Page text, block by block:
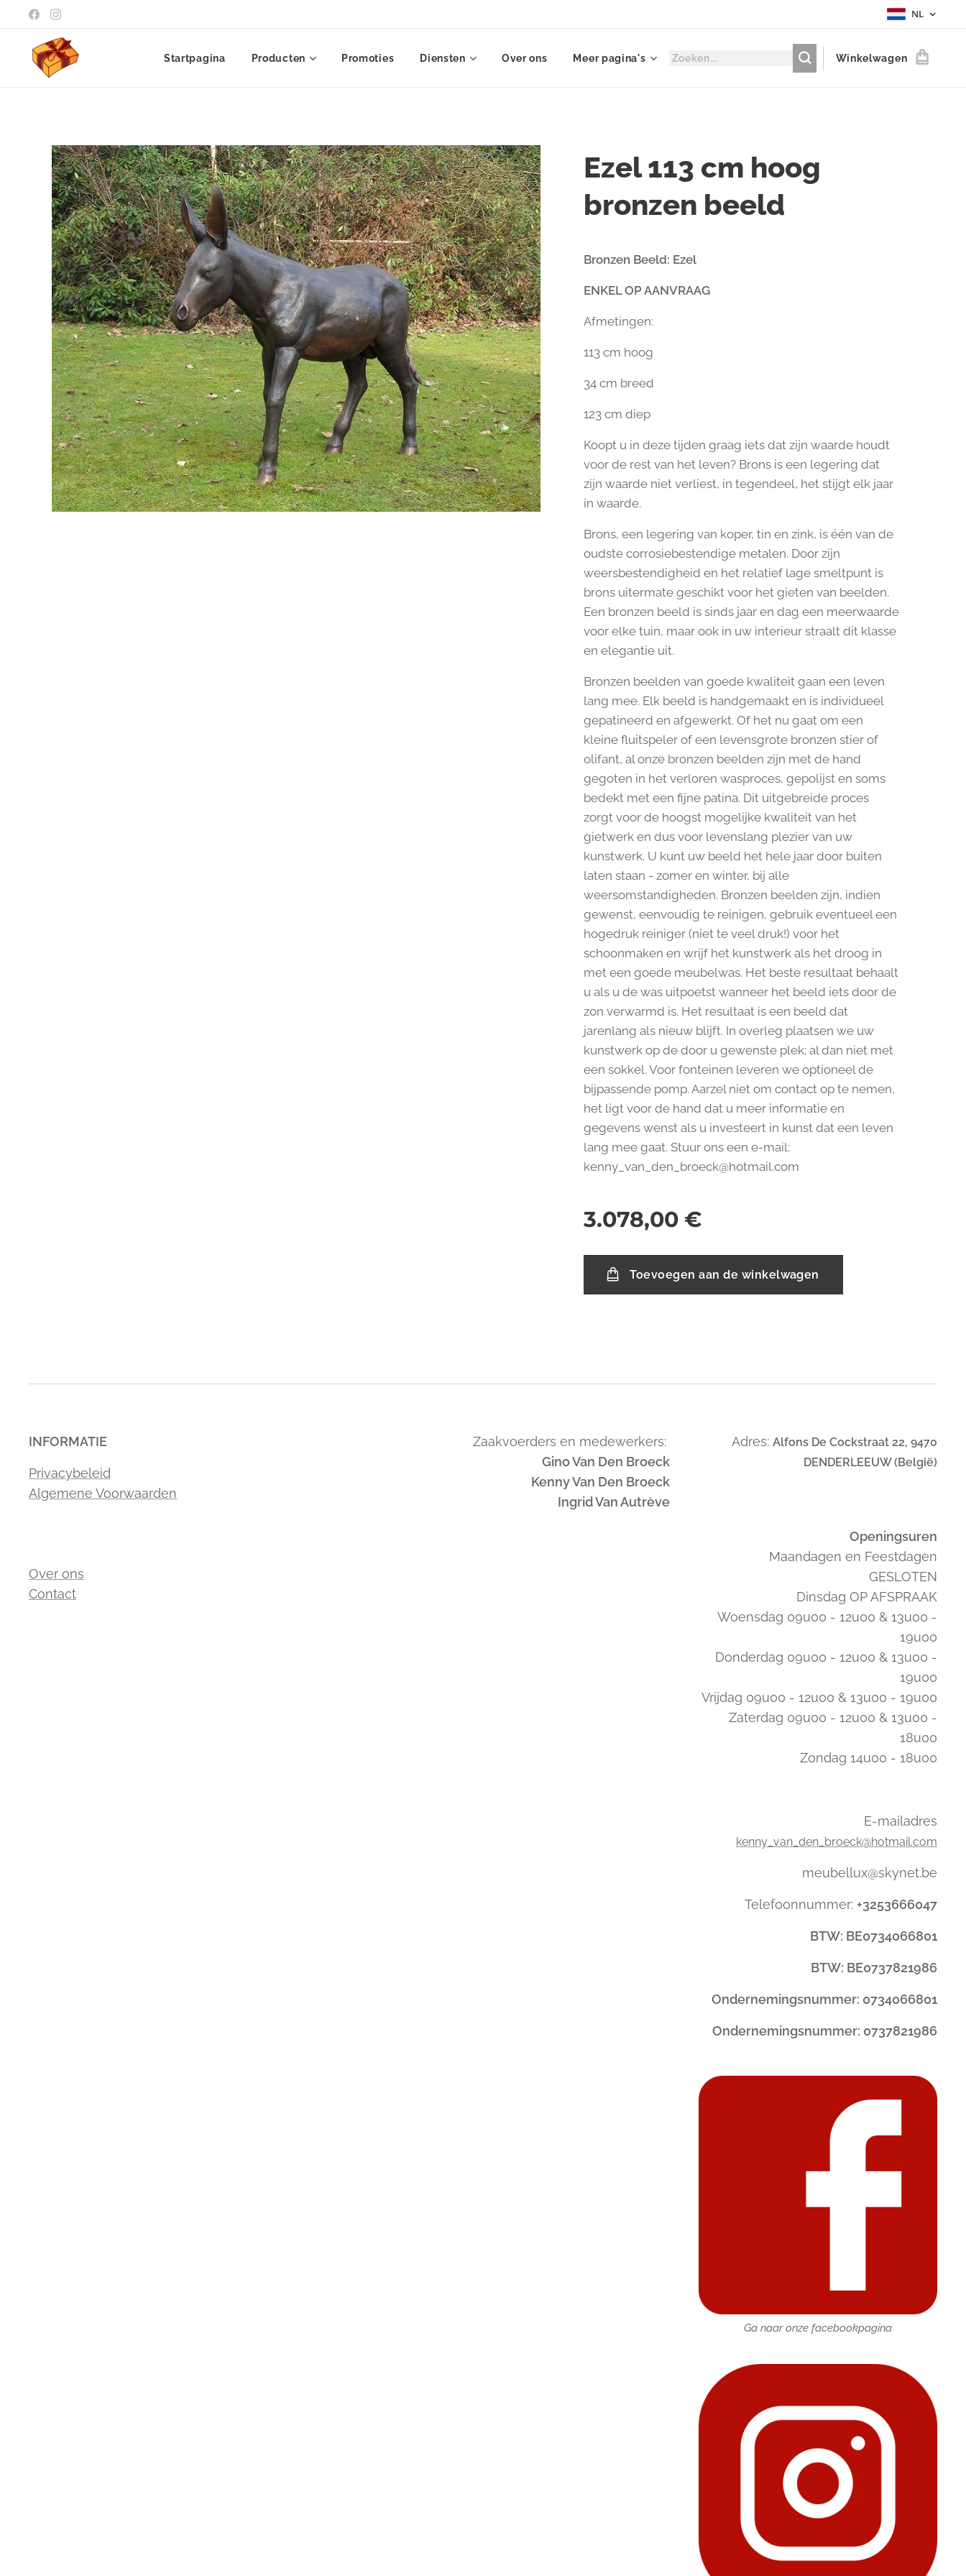
NL
Startpagina Producten Promoties Diensten Over ons Meer pagina's Winkelwagen
Ezel 113 cm hoog
bronzen beeld
Bronzen Beeld: Ezel
ENKEL OP AANVRAAG
Afmetingen:
113 cm hoog
34 cm breed
123 cm diep
Koopt u in deze tijden graag iets dat zijn waarde houdt
voor de rest van het leven? Brons is een legering dat
zijn waarde niet verliest, in tegendeel, het stijgt elk jaar
in waarde.
Brons, een legering van koper, tin en zink, is één van de
oudste corrosiebestendige metalen. Door zijn
weersbestendigheid en het relatief lage smeltpunt is
brons uitermate geschikt voor het gieten van beelden.
Een bronzen beeld is sinds jaar en dag een meerwaarde
voor elke tuin, maar ook in uw interieur straalt dit klasse
en elegantie uit.
Bronzen beelden van goede kwaliteit gaan een leven
lang mee. Elk beeld is handgemaakt en is individueel
gepatineerd en afgewerkt. Of het nu gaat om een
kleine fluitspeler of een levensgrote bronzen stier of
olifant, al onze bronzen beelden zijn met de hand
gegoten in het verloren wasproces, gepolijst en soms
bedekt met een fijne patina. Dit uitgebreide proces
zorgt voor de hoogst mogelijke kwaliteit van het
gietwerk en dus voor levenslang plezier van uw
kunstwerk. U kunt uw beeld het hele jaar door buiten
laten staan - zomer en winter, bij alle
weersomstandigheden. Bronzen beelden zijn, indien
gewenst, eenvoudig te reinigen, gebruik eventueel een
hogedruk reiniger (niet te veel druk!) voor het
schoonmaken en wrijf het kunstwerk als het droog in
met een goede meubelwas. Het beste resultaat behaalt
u als u de was uitpoetst wanneer het beeld iets door de
zon verwarmd is. Het resultaat is een beeld dat
jarenlang als nieuw blijft. In overleg plaatsen we uw
kunstwerk op de door u gewenste plek; al dan niet met
een sokkel. Voor fonteinen leveren we optioneel de
bijpassende pomp. Aarzel niet om contact op te nemen,
het ligt voor de hand dat u meer informatie en
gegevens wenst als u investeert in kunst dat een leven
lang mee gaat. Stuur ons een e-mail:
kenny_van_den_broeck@hotmail.com
3.078,00 €
Toevoegen aan de winkelwagen
INFORMATIE
Privacybeleid
Algemene Voorwaarden
Over ons
Contact
Zaakvoerders en medewerkers:
Gino Van Den Broeck
Kenny Van Den Broeck
Ingrid Van Autrève
Adres: Alfons De Cockstraat 22, 9470
DENDERLEEUW (België)
Openingsuren
Maandagen en Feestdagen
GESLOTEN
Dinsdag OP AFSPRAAK
Woensdag 09u00 - 12u00 & 13u00 -
19u00
Donderdag 09u00 - 12u00 & 13u00 -
19u00
Vrijdag 09u00 - 12u00 & 13u00 - 19u00
Zaterdag 09u00 - 12u00 & 13u00 -
18u00
Zondag 14u00 - 18u00
E-mailadres
kenny_van_den_broeck@hotmail.com
meubellux@skynet.be
Telefoonnummer: +3253666047
BTW: BE0734066801
BTW: BE0737821986
Ondernemingsnummer: 0734066801
Ondernemingsnummer: 0737821986
Ga naar onze facebookpagina